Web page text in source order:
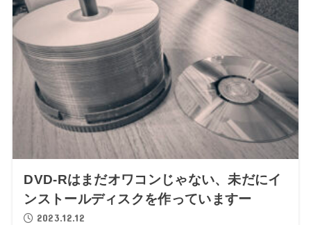
DVD-Rはまだオワコンじゃない、未だにイ
ンストールディスクを作っていますー
2023.12.12